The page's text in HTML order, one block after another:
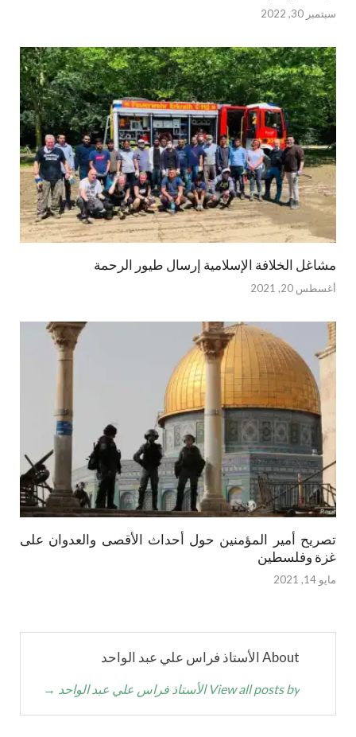
سبتمبر 30, 2022
مشاغل الخلافة الإسلامية إرسال طيور الرحمة
أغسطس 20, 2021
تصريح أمير المؤمنين حول أحداث الأقصى والعدوان على
غزة وفلسطين
مايو 14, 2021
About الأستاذ فراس علي عبد الواحد
View all posts by الأستاذ فراس علي عبد الواحد →